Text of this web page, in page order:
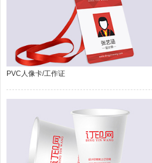
PVC人像卡/工作证